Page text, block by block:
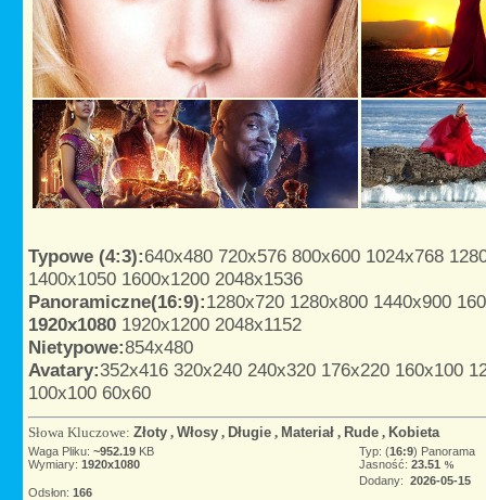
Typowe (4:3):640x480 720x576 800x600 1024x768
1400x1050 1600x1200 2048x1536
Panoramiczne(16:9):1280x720 1280x800 1440x900
1920x1080 1920x1200 2048x1152
Nietypowe:854x480
Avatary:352x416 320x240 240x320 176x220 160x100
100x100 60x60
Słowa Kluczowe: Złoty , Włosy , Długie , Materiał , Rude , Kobieta
Waga Pliku: ~952.19 KB
Wymiary: 1920x1080
Typ: (16:9) Panorama
Jasność: 23.51 %
Odsłon: 166
Dodany: 2026-05-15